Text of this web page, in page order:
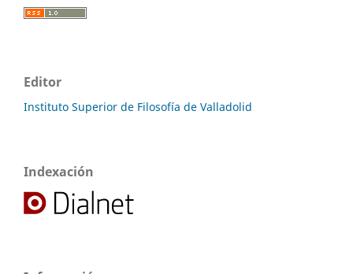
Editor
Instituto Superior de Filosofía de Valladolid
Indexación